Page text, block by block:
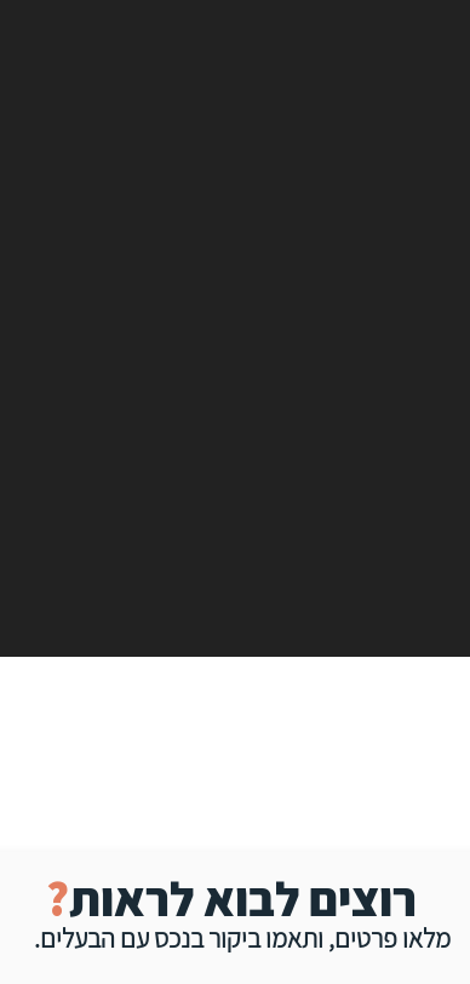
רוצים לבוא לראות?
מלאו פרטים, ותאמוביקורבנכס עם הבעלים.